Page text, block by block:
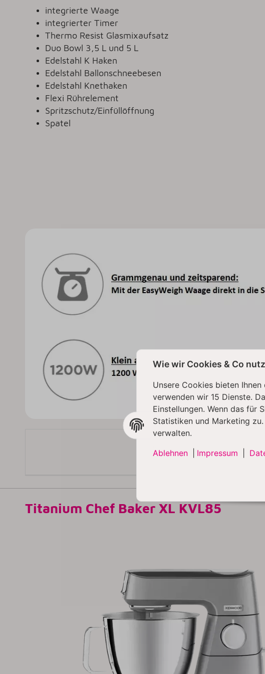
integrierte Waage
integrierter Timer
Thermo Resist Glasmixaufsatz
Duo Bowl 3,5 L und 5 L
Edelstahl K Haken
Edelstahl Ballonschneebesen
Edelstahl Knethaken
Flexi Rührelement
Spritzschutz/Einfüllöffnung
Spatel
MEHR
Titanium Chef Baker XL KVL85
Wie wir Cookies & Co
Unsere Cookies bieten
verwenden wir 15 Dienste.
Einstellungen. Wenn das für
Statistiken und Marketing
verwalten.
Ablehnen
Impressum